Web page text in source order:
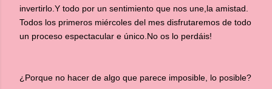
invertirlo.Y todo por un sentimiento que nos une,la amistad.
Todos los primeros miércoles del mes disfrutaremos de todo
un proceso espectacular e único.No os lo perdáis!
¿Porque no hacer de algo que parece imposible, lo posible?